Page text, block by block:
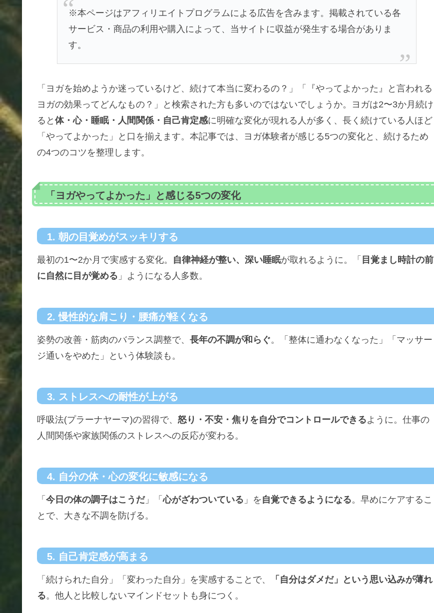
※本ページはアフィリエイトプログラムによる広告を含みます。掲載されている各
サービス・商品の利用や購入によって、当サイトに収益が発生する場合がありま
す。
「ヨガを始めようか迷っているけど、続けて本当に変わるの？」「『やってよかった』と言われる
ヨガの効果ってどんなもの？」と検索された方も多いのではないでしょうか。ヨガは2〜3か月続け
ると 体・心・睡眠・人間関係・自己肯定感に明確な変化が現れる人が多く、長く続けている人ほど
「やってよかった」と口を揃えます。本記事では、ヨガ体験者が感じる5つの変化と、続けるため
の4つのコツを整理します。
「ヨガやってよかった」と感じる5つの変化
1. 朝の目覚めがスッキリする
最初の1〜2か月で実感する変化。 自律神経が整い、深い睡眠が取れるように。「 目覚まし時計の前
に自然に目が覚める 」ようになる人多数。
2. 慢性的な肩こり・腰痛が軽くなる
姿勢の改善・筋肉のバランス調整で、 長年の不調が和らぐ。「整体に通わなくなった」「マッサー
ジ通いをやめた」という体験談も。
3. ストレスへの耐性が上がる
呼吸法(プラーナヤーマ)の習得で、 怒り・不安・焦りを自分でコントロールできるように。仕事の
人間関係や家族関係のストレスへの反応が変わる。
4. 自分の体・心の変化に敏感になる
「 今日の体の調子はこうだ」「心がざわついている 」を 自覚できるようになる。早めにケアするこ
とで、大きな不調を防げる。
5. 自己肯定感が高まる
「続けられた自分」「変わった自分」を実感することで、
「自分はダメだ」という思い込みが薄れ
る。他人と比較しないマインドセットも身につく。